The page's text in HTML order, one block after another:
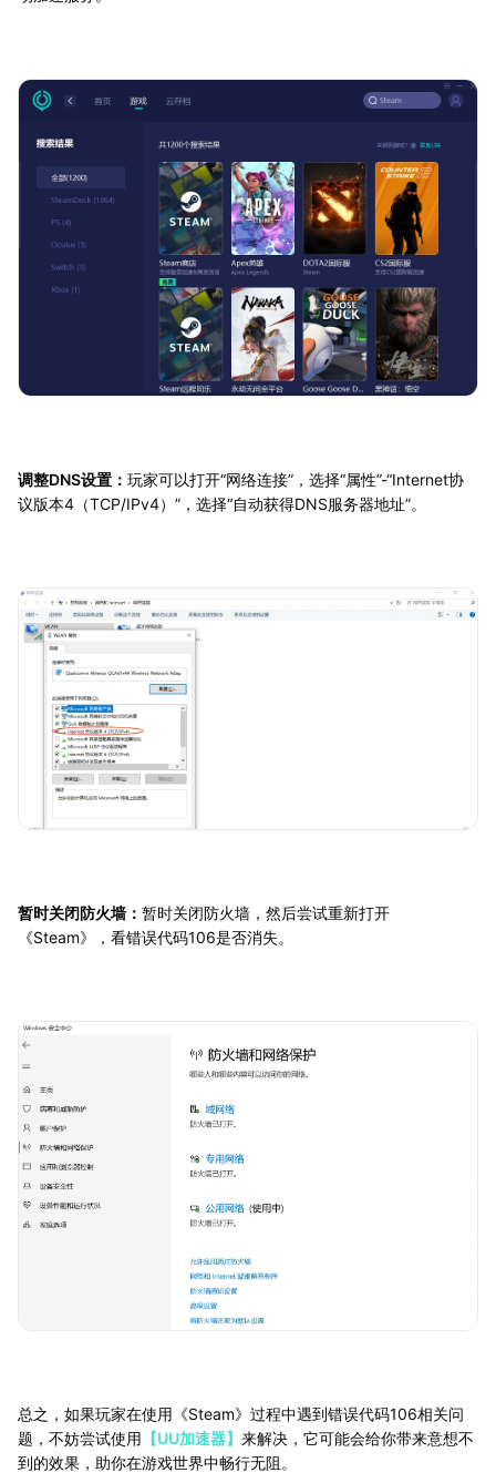
调整DNS设置： 玩家可以打开“网络连接”，选择“属性”-“Internet协
议版本4（TCP/IPv4）”，选择“自动获得DNS服务器地址”。
暂时关闭防火墙： 暂时关闭防火墙，然后尝试重新打开
《Steam》，看错误代码106是否消失。
总之，如果玩家在使用《Steam》过程中遇到错误代码106相关问
题，不妨尝试使用 【UU加速器】 来解决，它可能会给你带来意想不
到的效果，助你在游戏世界中畅行无阻。